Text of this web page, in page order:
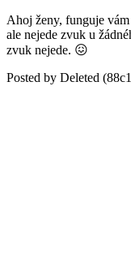
Ahoj ženy, funguje
ale nejede zvuk u
zvuk nejede. 😖
Posted by Deleted